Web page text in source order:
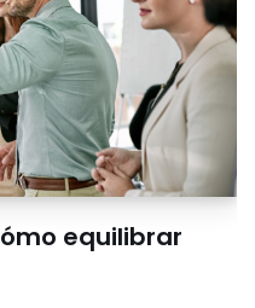
equilibrar